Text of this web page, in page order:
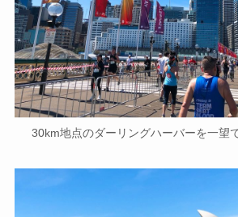
30km地点のダーリングハーバーを一望